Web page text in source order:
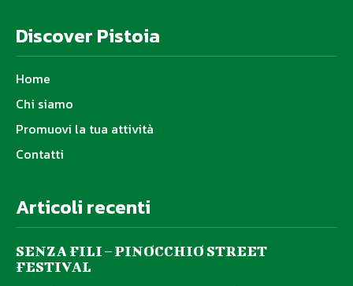
Discover Pistoia
Home
Chi siamo
Promuovi la tua attività
Contatti
Articoli recenti
SENZA FILI – PINOCCHIO STREET
FESTIVAL